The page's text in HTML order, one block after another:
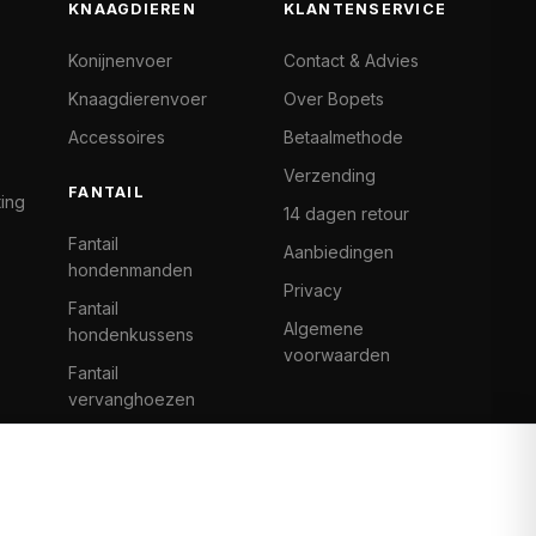
KNAAGDIEREN
Konijnenvoer
Knaagdierenvoer
Accessoires
FANTAIL
Fantail
hondenmanden
Fantail
hondenkussens
Fantail
vervanghoezen
KLANTENSERVICE
Contact & Advies
Over Bopets
Betaalmethode
Verzending
14 dagen retour
Aanbiedingen
Privacy
Algemene
voorwaarden